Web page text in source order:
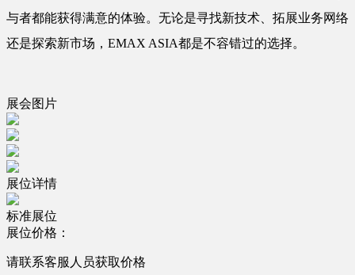
与者都能获得满意的体验。无论是寻找新技术、拓展业务网络
还是探索新市场，EMAX ASIA都是不容错过的选择。
展会图片
展位详情
标准展位
展位价格：
请联系客服人员获取价格